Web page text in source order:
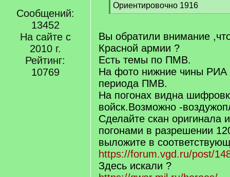
Сообщений:
13452
На сайте с
2010 г.
Рейтинг:
10769
[
q
Ориентировочно 1916
[
q
Вы обратили внимание
Красной армии ?
Есть темы по ПМВ.
На фото нижние чины РИА
периода ПМВ.
На погонах видна
войск.Возможно -
Сделайте скан оригинала
погонами в разрешении
выложите в
https://forum.vgd.ru/post/
Здесь искали ?